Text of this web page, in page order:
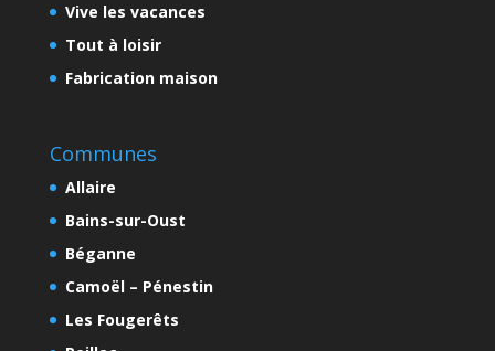
Vive les vacances
Tout à loisir
Fabrication maison
Communes
Allaire
Bains-sur-Oust
Béganne
Camoël – Pénestin
Les Fougerêts